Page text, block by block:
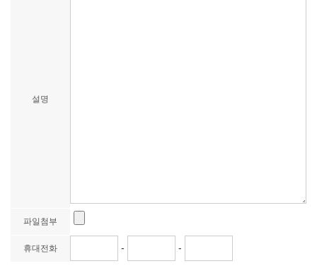
설명
파일첨부
휴대전화 - -